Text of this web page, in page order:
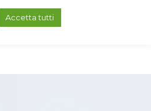
Accetta tutti